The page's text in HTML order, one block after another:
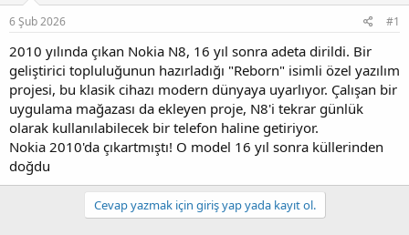
u
b
a
ş
l
a
t
a
n
ç
a
r
h
i
6 Şub 2026 #1
2010 yılında çıkan Nokia N8, 16 yıl sonra adeta dirildi. Bir
geliştirici topluluğunun hazırladığı "Reborn" isimli özel yazılım
projesi, bu klasik cihazı modern dünyaya uyarlıyor. Çalışan bir
uygulama mağazası da ekleyen proje, N8'i tekrar günlük
olarak kullanılabilecek bir telefon haline getiriyor.
Nokia 2010'da çıkartmıştı! O model 16 yıl sonra küllerinden
doğdu
Cevap yazmak için giriş yap yada kayıt ol.